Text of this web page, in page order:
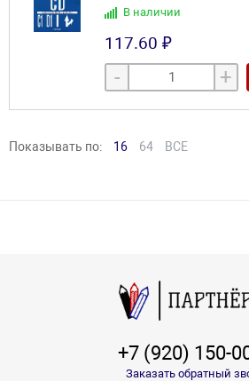
В наличии
117.60 ₽
- +
Показывать по: 16 64 ВСЕ
+7 (920) 150-
Заказать обратный